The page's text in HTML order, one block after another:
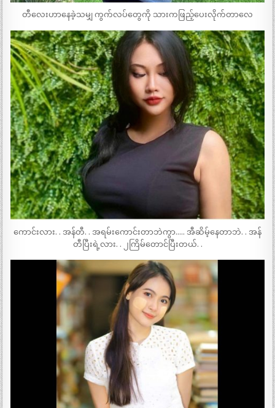
တီလေးဟာနေခဲ့သမျှ ကွက်လပ်တွေကို သားကဖြည့်ပေးလိုက်တာလေ
ကောင်းလား. . အန်တီ. . အရမ်းကောင်းတာဘဲကွာ….. အီဆိမ့်နေတာဘဲ. . အန်
တီပြီးရဲ့လား. . ၂ကြိမ်တောင်ပြီးတယ်. .